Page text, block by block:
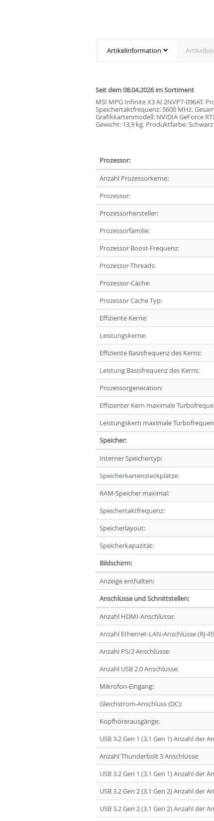
Artikelinformation
Seit dem 08.04.2026 im Sortiment
MSI MPG Infinite X3 AI 2NVP7-096AT.
Speichertaktfrequenz: 5600 MHz.
Grafikkartenmodell: NVIDIA GeForce
Gewicht: 13,9 kg. Produktfarbe: Schwarz
Prozessor:
Anzahl Prozessorkerne:
Prozessor:
Prozessorhersteller:
Prozessorfamilie:
Prozessor Boost-Frequenz:
Prozessor-Threads:
Prozessor-Cache:
Prozessor Cache Typ:
Effiziente Kerne:
Leistungskerne:
Effiziente Basisfrequenz des Kerns:
Leistung Basisfrequenz des Kerns:
Prozessorgeneration:
Effizienter Kern maximale
Leistungskern maximale
Speicher:
Interner Speichertyp:
Speicherkartensteckplätze:
RAM-Speicher maximal:
Speichertaktfrequenz:
Speicherlayout:
Speicherkapazität:
Bildschirm:
Anzeige enthalten:
Anschlüsse und Schnittstellen:
Anzahl HDMI-Anschlüsse:
Anzahl Ethernet-LAN-Anschlüsse (RJ-
Anzahl PS/2 Anschlüsse:
Anzahl USB 2.0 Anschlüsse:
Mikrofon-Eingang:
Gleichstrom-Anschluss (DC):
Kopfhörerausgänge:
USB 3.2 Gen 1 (3.1 Gen 1) Anzahl der
Anzahl Thunderbolt 3 Anschlüsse:
USB 3.2 Gen 1 (3.1 Gen 1) Anzahl der
USB 3.2 Gen 2 (3.1 Gen 2) Anzahl der
USB 3.2 Gen 2 (3.1 Gen 2) Anzahl der